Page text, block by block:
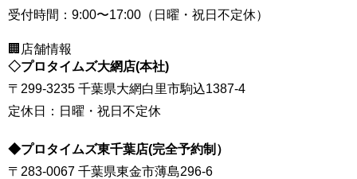
受付時間：9:00〜17:00（日曜・祝日不定休）
🏢店舗情報
◇プロタイムズ大網店(本社)
〒299-3235 千葉県大網白里市駒込1387-4
定休日：日曜・祝日不定休
◆プロタイムズ東千葉店(完全予約制）
〒283-0067 千葉県東金市薄島296-6